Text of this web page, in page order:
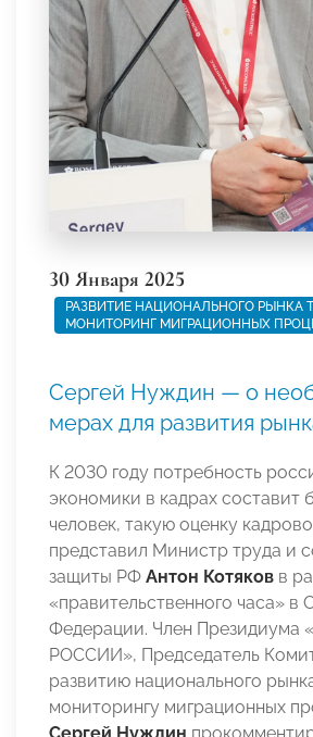
30 Января 2025
РАЗВИТИЕ НАЦИОНАЛЬНОГО РЫНКА
МОНИТОРИНГ МИГРАЦИОННЫХ
Сергей Нуждин — о
мерах для развития
К 2030 году потребность
экономики в кадрах составит
человек, такую оценку
представил Министр труда и
защиты РФ Антон Котяков в
«правительственного часа» в
Федерации. Член Президиума
РОССИИ», Председатель
развитию национального
мониторингу миграционных